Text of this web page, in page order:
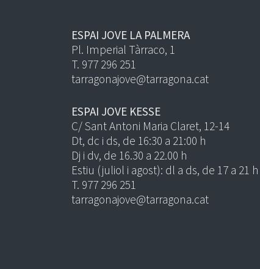
ESPAI JOVE LA PALMERA
Pl. Imperial Tàrraco, 1
T. 977 296 251
tarragonajove@tarragona.cat
ESPAI JOVE KESSE
C/ Sant Antoni Maria Claret, 12-14
Dt, dc i ds, de 16:30 a 21:00 h
Dj i dv, de 16.30 a 22.00 h
Estiu (juliol i agost): dl a ds, de 17 a 21 h
T. 977 296 251
tarragonajove@tarragona.cat